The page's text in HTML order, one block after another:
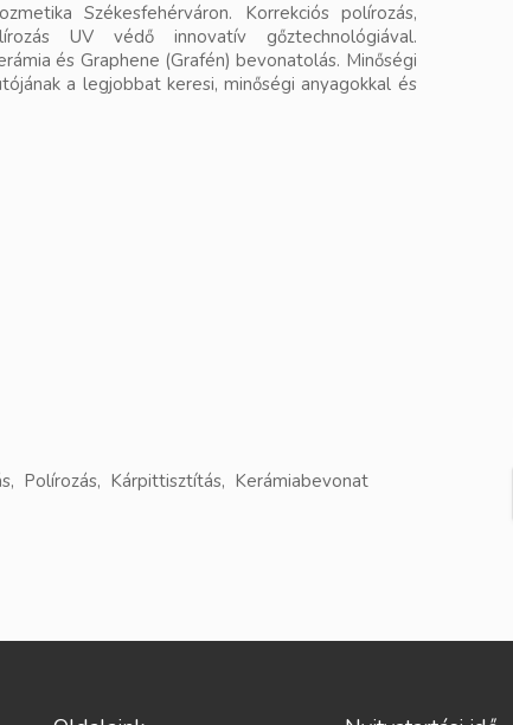
Székesfehérváron. Korrekciós polírozás,
UV védő innovatív gőztechnológiával.
és Graphene (Grafén) bevonatolás. Minőségi
a legjobbat keresi, minőségi anyagokkal és
Polírozás, Kárpittisztítás, Kerámiabevonat